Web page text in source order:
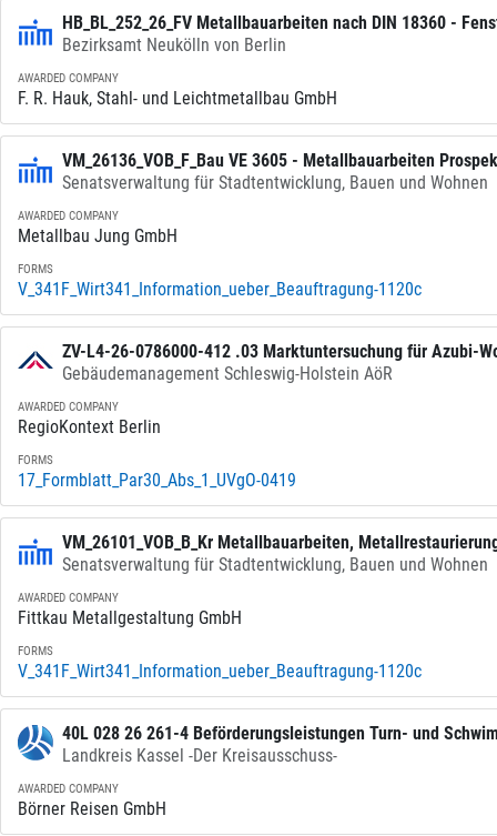
HB_BL_252_26_FV Metallbauarbeiten nach DIN 18360 -
Bezirksamt Neukölln von Berlin
AWARDED COMPANY
F. R. Hauk, Stahl- und Leichtmetallbau GmbH
VM_26136_VOB_F_Bau VE 3605 - Metallbauarbeiten
Senatsverwaltung für Stadtentwicklung, Bauen und Wohnen
AWARDED COMPANY
Metallbau Jung GmbH
FORMS
V_341F_Wirt341_Information_ueber_Beauftragung-1120c
ZV-L4-26-0786000-412 .03 Marktuntersuchung für Azubi-
Gebäudemanagement Schleswig-Holstein AöR
AWARDED COMPANY
RegioKontext Berlin
FORMS
17_Formblatt_Par30_Abs_1_UVgO-0419
VM_26101_VOB_B_Kr Metallbauarbeiten,
Senatsverwaltung für Stadtentwicklung, Bauen und Wohnen
AWARDED COMPANY
Fittkau Metallgestaltung GmbH
FORMS
V_341F_Wirt341_Information_ueber_Beauftragung-1120c
40L 028 26 261-4 Beförderungsleistungen Turn- und
Schuljahr 2026_2027.
Landkreis Kassel -Der Kreisausschuss-
AWARDED COMPANY
Börner Reisen GmbH